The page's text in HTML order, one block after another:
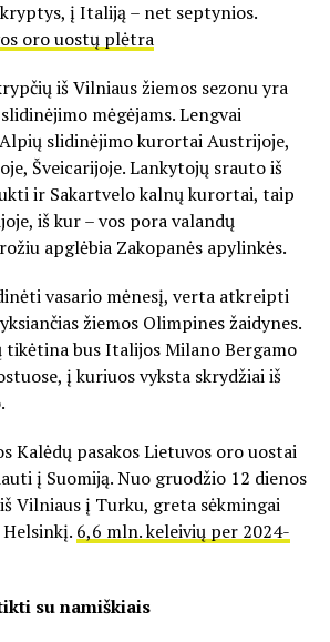
į Italiją – net septynios.
oro uostų plėtra
iš Vilniaus žiemos sezonu yra
mėgėjams. Lengvai
slidinėjimo kurortai Austrijoje,
Šveicarijoje. Lankytojų srauto iš
ir Sakartvelo kalnų kurortai, taip
iš kur – vos pora valandų
apglėbia Zakopanės apylinkės.
vasario mėnesį, verta atkreipti
žiemos Olimpines žaidynes.
tikėtina bus Italijos Milano Bergamo
į kuriuos vyksta skrydžiai iš
Kalėdų pasakos Lietuvos oro uostai
į Suomiją. Nuo gruodžio 12 dienos
Vilniaus į Turku, greta sėkmingai
6,6 mln. keleivių per 2024-
su namiškiais